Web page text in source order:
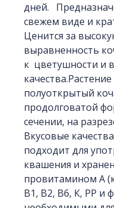
дней.
свежем виде и
Ценится за
выравненность
к цветушности и
полуоткрытый
продолговатой
сечении, на
Вкусовые
подходит для
квашения и
провитамином А
В1, В2, В6, К, РР и